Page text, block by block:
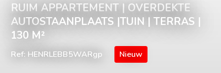
RUIM APPARTEMENT | OVERDEKTE
AUTOSTAANPLAATS |TUIN | TERRAS |
130 M²
Ref: HENRLEBB5WARgp Nieuw